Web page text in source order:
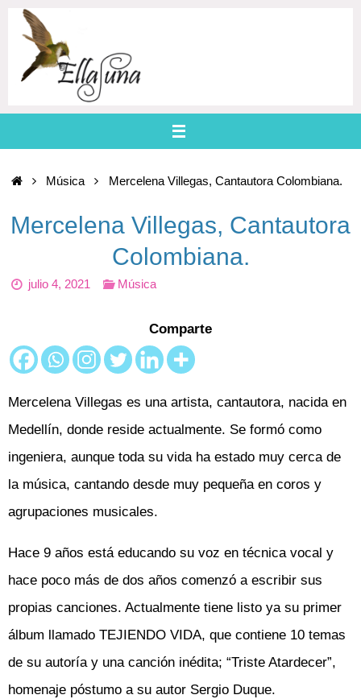
Skip
content
HomeMúsica Mercelena Villegas, Cantautora Colombiana.
Mercelena Villegas, Cantautora
Colombiana.
julio 4, 2021 Música
Comparte
Mercelena Villegas es una artista, cantautora, nacida en
Medellín, donde reside actualmente. Se formó como
ingeniera, aunque toda su vida ha estado muy cerca de
la música, cantando desde muy pequeña en coros y
agrupaciones musicales.
Hace 9 años está educando su voz en técnica vocal y
hace poco más de dos años comenzó a escribir sus
propias canciones. Actualmente tiene listo ya su primer
álbum llamado TEJIENDO VIDA, que contiene 10 temas
de su autoría y una canción inédita; “Triste Atardecer”,
homenaje póstumo a su autor Sergio Duque.